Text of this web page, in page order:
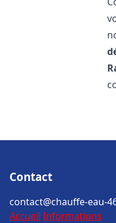
Contact
contact@chauffe-eau-
Accueil Informations